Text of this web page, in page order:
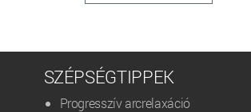
SZÉPSÉGTIPPEK
Progresszív arcrelaxáció